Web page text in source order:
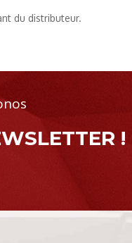
du distributeur.
!